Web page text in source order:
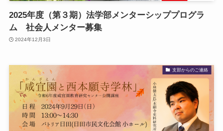
2025年度（第３期）法学部メンターシッププログラ
ム 社会人メンター募集
2024年12月3日
支部からのご連絡